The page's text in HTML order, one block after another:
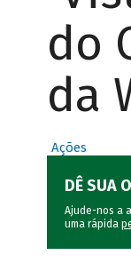
do
da
Ações
DÊ SUA
Ajude-nos a
uma rápida